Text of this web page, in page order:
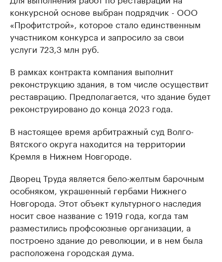
конкурсной основе выбран подрядчик - ООО
«Профитстрой», которое стало единственным
участником конкурса и запросило за свои
услуги 723,3 млн руб.
В рамках контракта компания выполнит
реконструкцию здания, в том числе осуществит
реставрацию. Предполагается, что здание будет
реконструировано до конца 2023 года.
В настоящее время арбитражный суд Волго-
Вятского округа находится на территории
Кремля в Нижнем Новгороде.
Дворец Труда является бело-желтым барочным
особняком, украшенный гербами Нижнего
Новгорода. Этот объект культурного наследия
носит свое название с 1919 года, когда там
разместились профсоюзные организации, а
построено здание до революции, и в нем была
расположена городская дума.